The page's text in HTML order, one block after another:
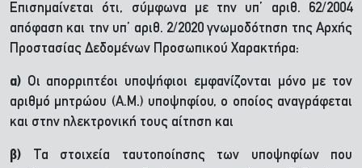
Επισημαίνεται ότι, σύμφωνα με την υπ’ αριθ. 62/2004
απόφαση και την υπ’ αριθ. 2/2020 γνωμοδότηση της Αρχής
Προστασίας Δεδομένων Προσωπικού Χαρακτήρα:
α) Οι απορριπτέοι υποψήφιοι εμφανίζονται μόνο με τον
αριθμό μητρώου (Α.Μ.) υποψηφίου, ο οποίος αναγράφεται
και στην ηλεκτρονική τους αίτηση και
β) Τα στοιχεία ταυτοποίησης των υποψηφίων που